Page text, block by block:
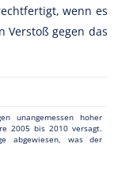
wenn es
Verstoß gegen das
unangemessen hoher
2005 bis 2010 versagt.
abgewiesen, was der